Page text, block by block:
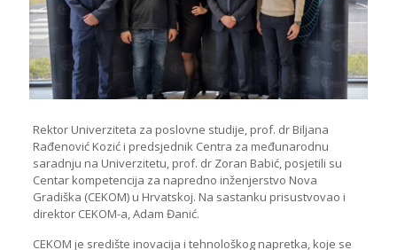
Rektor Univerziteta za poslovne studije, prof. dr Biljana
Rađenović Kozić i predsjednik Centra za međunarodnu
saradnju na Univerzitetu, prof. dr Zoran Babić, posjetili su
Centar kompetencija za napredno inženjerstvo Nova
Gradiška (CEKOM) u Hrvatskoj. Na sastanku prisustvovao i
direktor CEKOM-a, Adam Đanić.
CEKOM je središte inovacija i tehnološkog napretka, koje se